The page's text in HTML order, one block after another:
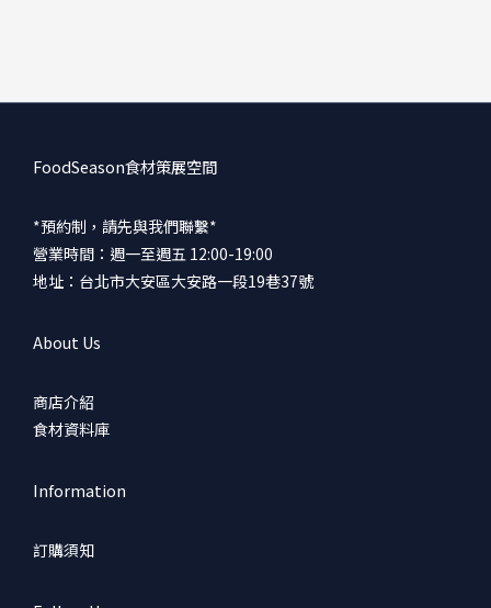
FoodSeason食材策展空間
*預約制，請先與我們聯繫*
營業時間：週一至週五 12:00-19:00
地址：台北市大安區大安路一段19巷37號
About Us
商店介紹
食材資料庫
Information
訂購須知